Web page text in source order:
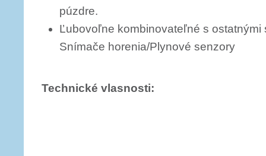
púzdre.
Ľubovoľne kombinovateľné s ostatnými
Snímače horenia/Plynové senzory
Technické vlasnosti: